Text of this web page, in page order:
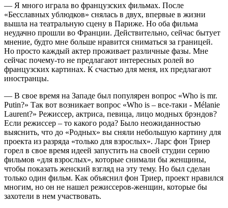
— Я много играла во французских фильмах. После
«Бесславных ублюдков» снялась в двух, впервые в жизни
вышла на театральную сцену в Париже. Но оба фильма
неудачно прошли во Франции. Действительно, сейчас бытует
мнение, будто мне больше нравится сниматься за границей.
Но просто каждый актер проживает различные фазы. Мне
сейчас почему-то не предлагают интересных ролей во
французских картинах. К счастью для меня, их предлагают
иностранцы.
— В свое время на Западе был популярен вопрос «Who is mr.
Putin?» Так вот возникает вопрос «Who is – все-таки - Mélanie
Laurent?» Режиссер, актриса, певица, лицо модных брэндов?
Если режиссер – то какого рода? Было неожиданностью
выяснить, что до «Родных» вы сняли небольшую картину для
проекта из разряда «только для взрослых». Ларс фон Триер
горел в свое время идеей запустить на своей студии серию
фильмов «для взрослых», которые снимали бы женщины,
чтобы показать женский взгляд на эту тему. Но был сделан
только один фильм. Как объяснил фон Триер, проект нравился
многим, но он не нашел режиссеров-женщин, которые бы
захотели в нем участвовать.